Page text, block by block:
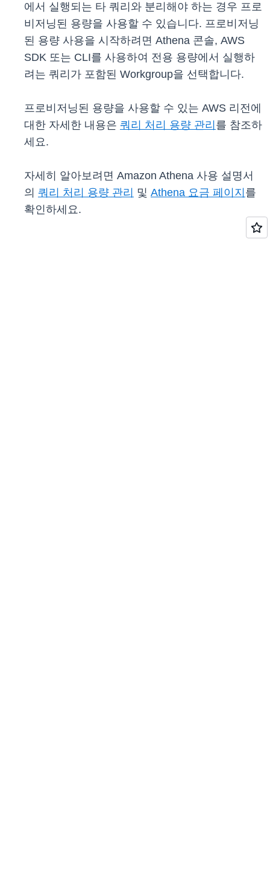
에서 실행되는 타 쿼리와 분리해야 하는 경우 프로
비저닝된 용량을 사용할 수 있습니다. 프로비저닝
된 용량 사용을 시작하려면 Athena 콘솔, AWS
SDK 또는 CLI를 사용하여 전용 용량에서 실행하
려는 쿼리가 포함된 Workgroup을 선택합니다.
프로비저닝된 용량을 사용할 수 있는 AWS 리전에
대한 자세한 내용은 쿼리 처리 용량 관리 를 참조하
세요.
자세히 알아보려면 Amazon Athena 사용 설명서
의 쿼리 처리 용량 관리 및 Athena 요금 페이지 를
확인하세요.